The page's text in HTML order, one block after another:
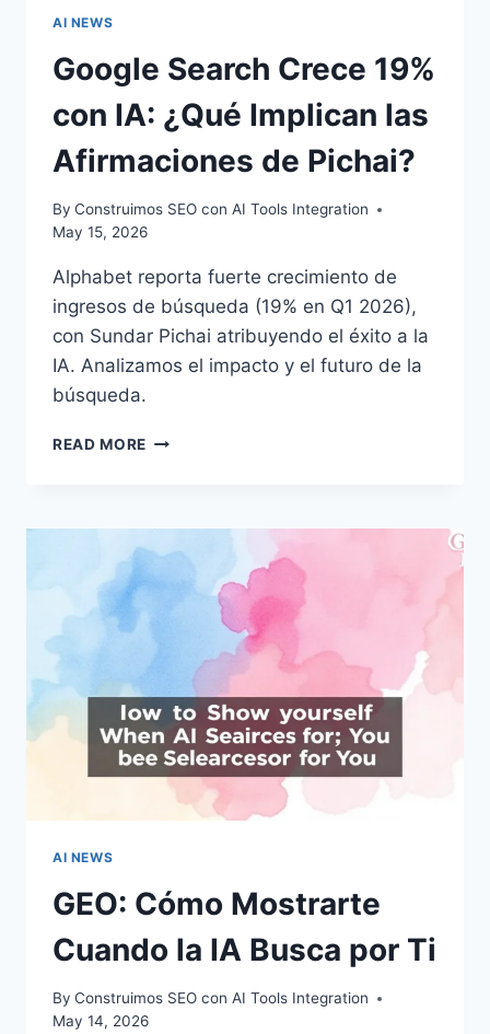
AI NEWS
Google Search Crece 19%
con IA: ¿Qué Implican las
Afirmaciones de Pichai?
By Construimos SEO con AI Tools Integration
May 15, 2026
Alphabet reporta fuerte crecimiento de
ingresos de búsqueda (19% en Q1 2026),
con Sundar Pichai atribuyendo el éxito a la
IA. Analizamos el impacto y el futuro de la
búsqueda.
READ MORE GOOGLE
CON
IA:
¿QUÉ
IMPLICAN
AFIRMACIONES
PICHAI?
AI NEWS
GEO: Cómo Mostrarte
Cuando la IA Busca por Ti
By Construimos SEO con AI Tools Integration
May 14, 2026